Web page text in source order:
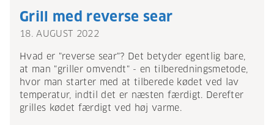
Grill med reverse sear
18. AUGUST 2022
Hvad er "reverse sear"? Det betyder egentlig bare,
at man "griller omvendt" - en tilberedningsmetode,
hvor man starter med at tilberede kødet ved lav
temperatur, indtil det er næsten færdigt. Derefter
grilles kødet færdigt ved høj varme.